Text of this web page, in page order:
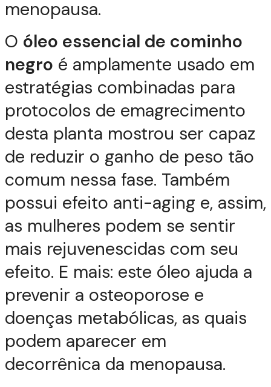
menopausa.
O óleo essencial de cominho
negro é amplamente usado em
estratégias combinadas para
protocolos de emagrecimento
desta planta mostrou ser capaz
de reduzir o ganho de peso tão
comum nessa fase. Também
possui efeito anti-aging e, assim,
as mulheres podem se sentir
mais rejuvenescidas com seu
efeito. E mais: este óleo ajuda a
prevenir a osteoporose e
doenças metabólicas, as quais
podem aparecer em
decorrênica da menopausa.